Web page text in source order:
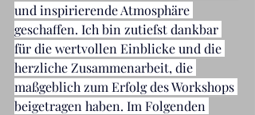
und inspirierende Atmosphäre
geschaffen. Ich bin zutiefst dankbar
für die wertvollen Einblicke und die
herzliche Zusammenarbeit, die
maßgeblich zum Erfolg des Workshops
beigetragen haben. Im Folgenden